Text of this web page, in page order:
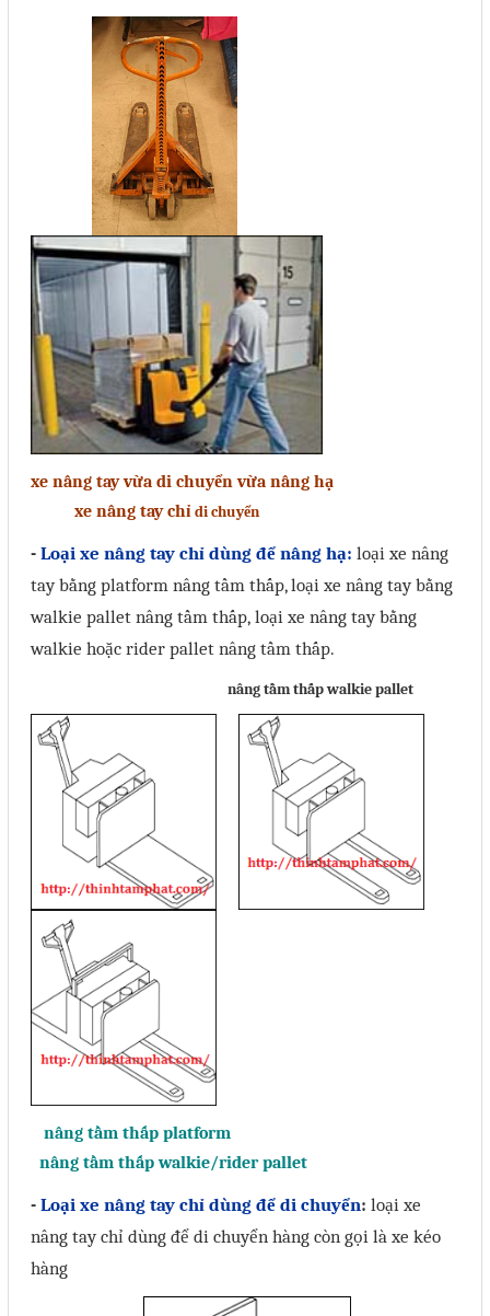
xe nâng tay vừa di chuyển vừa nâng hạ
xe nâng tay chỉ di chuyển
- Loại xe nâng tay chỉ dùng để nâng hạ: loại xe nâng
tay bằng platform nâng tầm thấp, loại xe nâng tay bằng
walkie pallet nâng tầm thấp, loại xe nâng tay bằng
walkie hoặc rider pallet nâng tầm thấp.
nâng tầm thấpwalkie pallet
nâng tầm thấp platform
nâng tầm thấpwalkie/rider pallet
- Loại xe nâng tay chỉ dùng để di chuyển: loại xe
nâng tay chỉ dùng để di chuyển hàng còn gọi là xe kéo
hàng
Lập trình hệ thống Scada
Lập trình hệ thống Servo
Crack password PLC
Crack password HMI
Lấy Chương Trình HMI
Thông tin hữu ích
Hình ảnh sửa chữa
Liên hệ
Đóng
TRÊN MẠNG XÃ HỘI
Facebook
Google
Twitter
Gọi cho chúng tôi
Nhắn tin
Mail
COPYRIGHT 2018. ALL RIGHTS RESERVED